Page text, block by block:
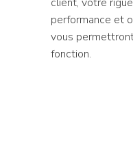
performance et
vous
fonction.